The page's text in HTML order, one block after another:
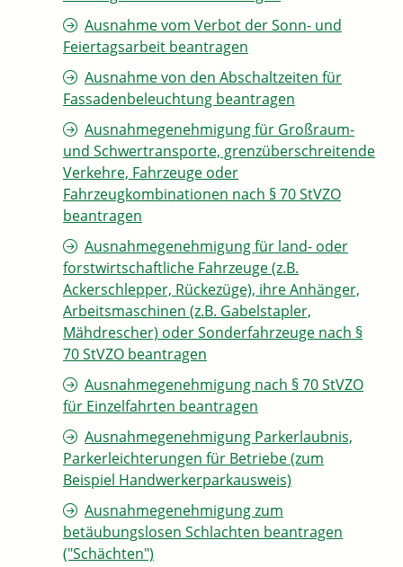
Ausnahme vom Verbot der Sonn- und
Feiertagsarbeit beantragen
Ausnahme von den Abschaltzeiten für
Fassadenbeleuchtung beantragen
Ausnahmegenehmigung für Großraum-
und Schwertransporte, grenzüberschreitende
Verkehre, Fahrzeuge oder
Fahrzeugkombinationen nach § 70 StVZO
beantragen
Ausnahmegenehmigung für land- oder
forstwirtschaftliche Fahrzeuge (z.B.
Ackerschlepper, Rückezüge), ihre Anhänger,
Arbeitsmaschinen (z.B. Gabelstapler,
Mähdrescher) oder Sonderfahrzeuge nach §
70 StVZO beantragen
Ausnahmegenehmigung nach § 70 StVZO
für Einzelfahrten beantragen
Ausnahmegenehmigung Parkerlaubnis,
Parkerleichterungen für Betriebe (zum
Beispiel Handwerkerparkausweis)
Ausnahmegenehmigung zum
betäubungslosen Schlachten beantragen
("Schächten")